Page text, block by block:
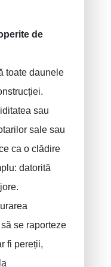
de
toate daunele
sau
sale sau
ca o clădire
datorită
se raporteze
fi pereții,